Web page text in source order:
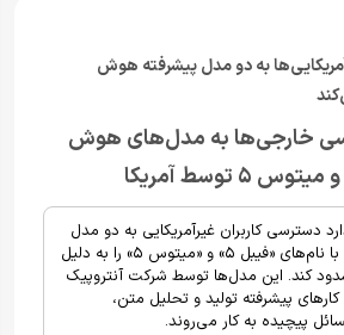
به دو مدل پیشرفته هوش
خارجی‌ها به مدل‌های هوش
دسترسی کاربران غیرآمریکایی به دو مدل
جدید هوش مصنوعی با نام‌های «فیبل ۵» و «میتوس ۵» را به دلیل
کند. این مدل‌ها توسط شرکت آنتروپیک
پیشرفته تولید و تحلیل متن،
پیچیده به کار می‌روند.